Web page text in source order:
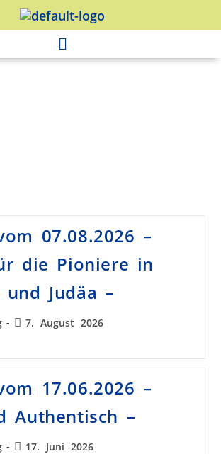
07.08.2026 –
die Pioniere in
und Judäa –
7. August 2026
17.06.2026 –
Authentisch –
17. Juni 2026